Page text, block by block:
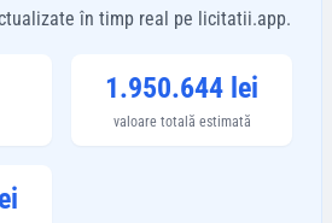
în timp real pe licitatii.app.
1.950.644 lei
valoare totală estimată